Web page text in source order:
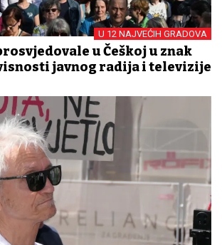
U 12 NAJVEĆIH GRADOVA
u Češkoj u znak
javnog radija i televizije